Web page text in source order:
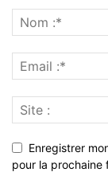
Enregistrer
pour la prochaine